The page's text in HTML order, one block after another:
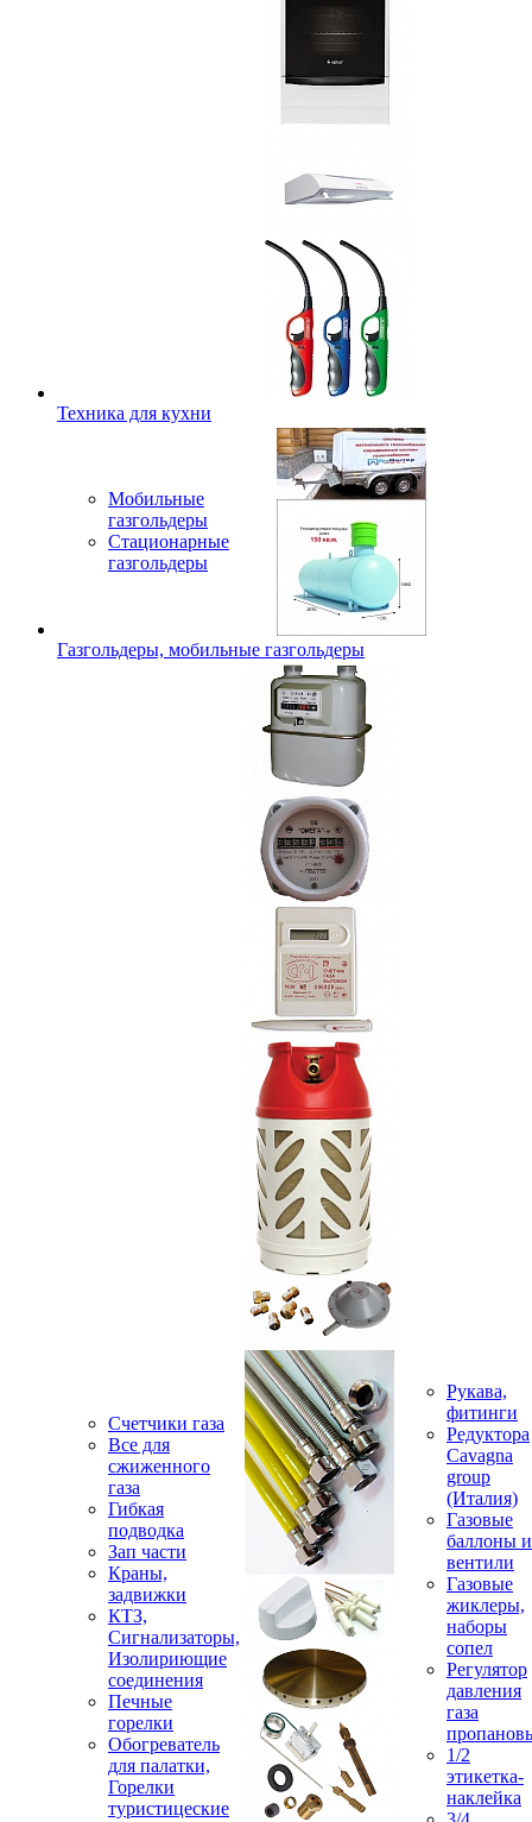
Техника для кухни
Мобильные
газгольдеры
Стационарные
газгольдеры
Газгольдеры, мобильные газгольдеры
Счетчики газа
Все для
сжиженного
газа
Гибкая
подводка
Зап части
Краны,
задвижки
КТЗ,
Сигнализаторы,
Изолириющие
соединения
Печные
горелки
Обогреватель
для палатки,
Горелки
туристицеские
Рукава,
фитинги
Редуктора
Cavagna
group
(Италия)
Газовые
баллоны и
вентили
Газовые
жиклеры,
наборы
сопел
Регулятор
давления
газа
1/2
этикетка-
наклейка